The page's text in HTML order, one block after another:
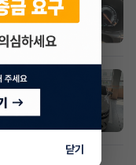
페이스
닫기